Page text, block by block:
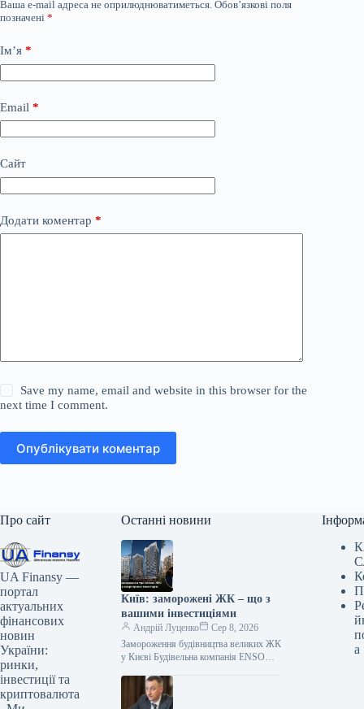
Ваша e-mail адреса не оприлюднюватиметься. Обов’язкові поля
позначені *
Ім’я *
Email *
Сайт
Додати коментар *
Save my name, email and website in this browser for the
next time I comment.
Опублікувати коментар
Про сайт
UA Finansy —
портал
актуальних
фінансових
новин
України:
ринки,
інвестиції та
криптовалюта
Останні новини
Київ: заморожені ЖК – що з
вашими інвестиціями
Андрій Луценко
Сер 8, 2026
Замороження будівництва великих ЖК
у Києві Будівельна компанія ENSO
масштабних житлових комплексах у
Києві: Poetica, Diadans…
а